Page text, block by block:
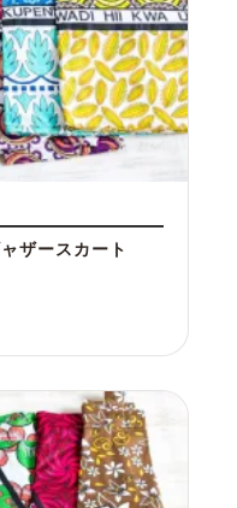
ザースカート